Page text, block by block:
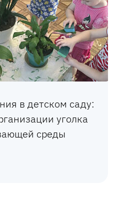
в детском саду:
уголка
среды